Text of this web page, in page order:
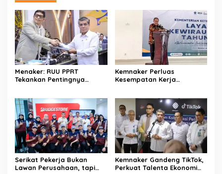
Menaker: RUU PPRT
Tekankan Pentingnya
Kemnaker Perluas
Kesempatan Kerja
Serikat Pekerja Bukan
Lawan Perusahaan, tapi
Kemnaker Gandeng TikTok,
Perkuat Talenta Ekonomi